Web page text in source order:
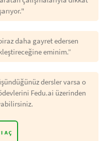
daha gayret edersen
eminim.”
dersler varsa o
Fedu.ai üzerinden
AÇ